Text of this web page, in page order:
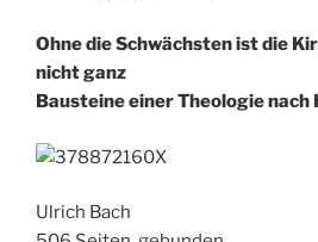
Ohne die Schwächsten ist die
nicht ganz
Bausteine einer Theologie nach
Ulrich Bach